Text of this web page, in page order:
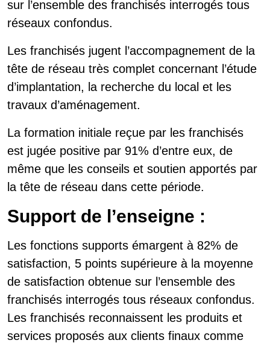
sur l’ensemble des franchisés interrogés tous
réseaux confondus.
Les franchisés jugent l’accompagnement de la
tête de réseau très complet concernant l’étude
d’implantation, la recherche du local et les
travaux d’aménagement.
La formation initiale reçue par les franchisés
est jugée positive par 91% d’entre eux, de
même que les conseils et soutien apportés par
la tête de réseau dans cette période.
Support de l’enseigne :
Les fonctions supports émargent à 82% de
satisfaction, 5 points supérieure à la moyenne
de satisfaction obtenue sur l’ensemble des
franchisés interrogés tous réseaux confondus.
Les franchisés reconnaissent les produits et
services proposés aux clients finaux comme